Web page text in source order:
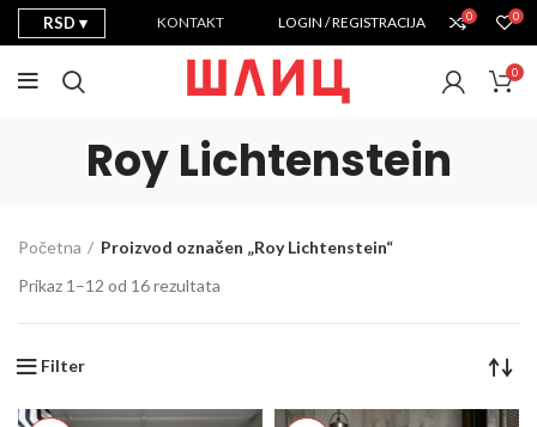
RSD KONTAKT LOGIN / REGISTRACIJA 0 0
0
Roy Lichtenstein
Početna
Proizvod označen „Roy Lichtenstein“
Prikaz 1–12 od 16 rezultata
Filter